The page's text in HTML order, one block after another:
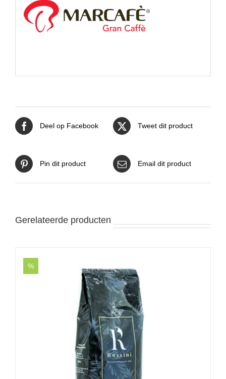
Deel op Facebook Tweet dit product
Pin dit product Email dit product
Gerelateerde producten
%